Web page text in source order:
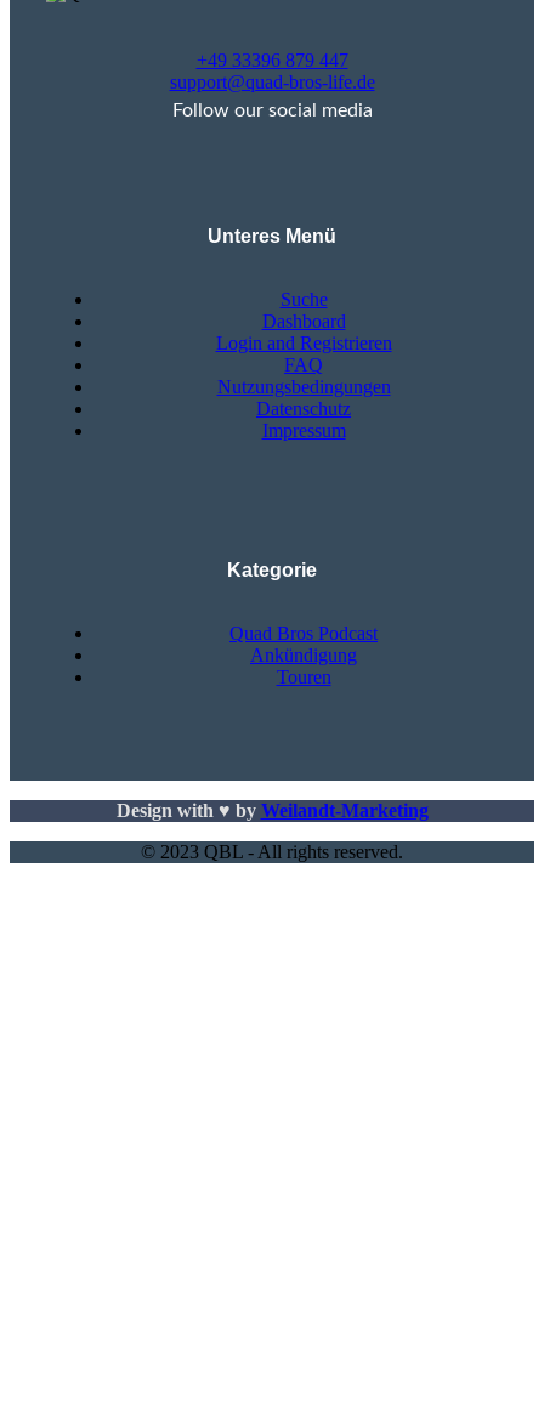
+49 33396 879 447
support@quad-bros-life.de
Follow our social media
Unteres Menü
Suche
Dashboard
Login and Registrieren
FAQ
Nutzungsbedingungen
Datenschutz
Impressum
Kategorie
Quad Bros Podcast
Ankündigung
Touren
Design with ♥ by Weilandt-Marketing
© 2023 QBL - All rights reserved.